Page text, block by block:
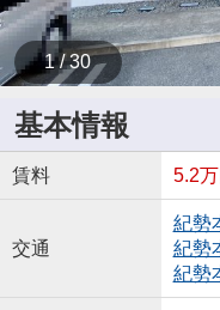
1 / 30
基本情報
賃料 5.2
交通
紀勢
紀勢
紀勢